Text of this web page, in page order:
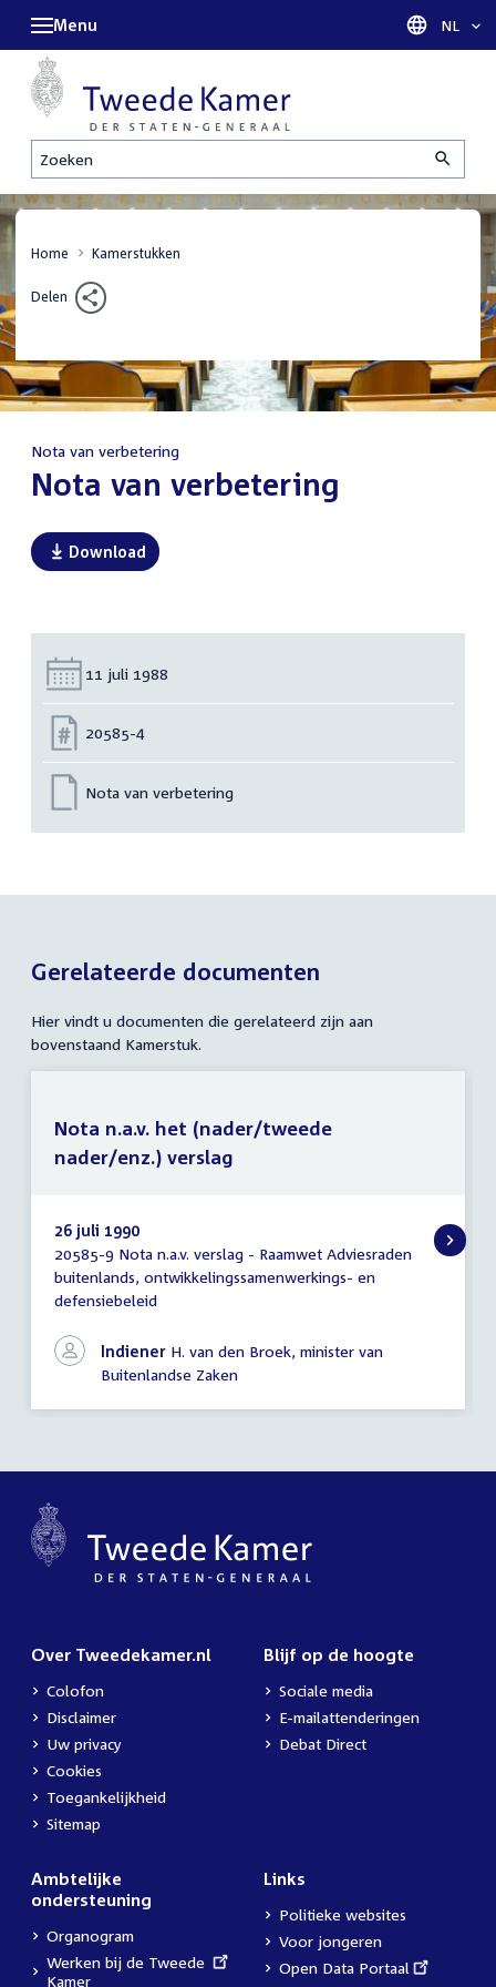
Zoeken
Menu Taal
NL
Home Kamerstukken
Delen
Nota van verbetering
:Nota van verbetering
Download
Datum:
11 juli 1988
Nummer:
20585-4
Nota van verbetering
Gerelateerde documenten
Hier vindt u documenten die gerelateerd zijn aan
bovenstaand Kamerstuk.
Nota
n.a.v.
het
nader/enz.)
verslag
26 juli 1990
20585-9 Nota n.a.v. verslag - Raamwet Adviesraden
buitenlands, ontwikkelingssamenwerkings- en
defensiebeleid
Indiener H. van den Broek, minister van
Buitenlandse Zaken
Nota n.a.v. het (nader/tweede
nader/enz.) verslag
Over Tweedekamer.nl
Colofon
Disclaimer
Uw privacy
Cookies
Toegankelijkheid
Sitemap
Blijf op de hoogte
Sociale media
E-mailattenderingen
Debat Direct
Ambtelijke
ondersteuning
Organogram
External
link:
Werken bij de Tweede
Kamer
Links
Politieke websites
Voor jongeren
External
Open Data Portaal